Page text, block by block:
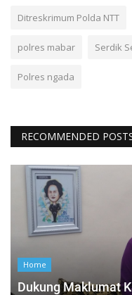
Ditreskrimum Polda NTT
polres mabar Serdik
Polres ngada
RECOMMENDED
Home
Dukung Maklumat